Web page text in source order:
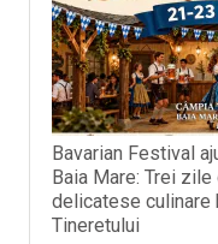
Bavarian Festival
Baia Mare: Trei
delicatese culinare
Tineretului